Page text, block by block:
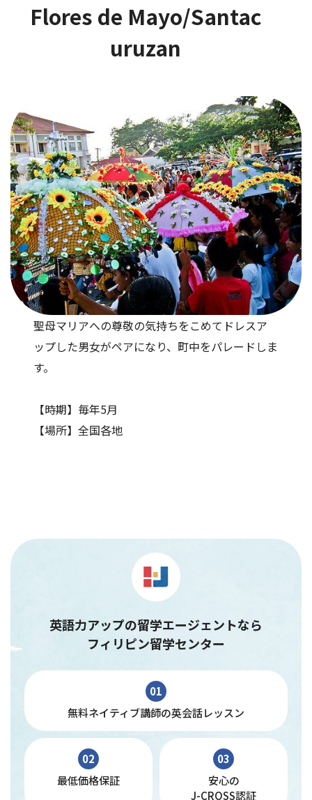
Flores de Mayo/Santac
uruzan
聖母マリアへの尊敬の気持ちをこめてドレスア
ップした男女がペアになり、町中をパレードしま
す。
【時期】毎年5月
【場所】全国各地
英語力アップの留学エージェントなら
フィリピン留学センター
01
無料ネイティブ講師の英会話レッスン
02
最低価格保証
03
安心の
J-CROSS認証